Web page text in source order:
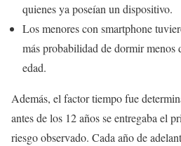
quienes ya poseían un dispositivo.
Los menores con smartphone
más probabilidad de dormir menos
edad.
Además, el factor tiempo fue
antes de los 12 años se entregaba el
riesgo observado. Cada año de